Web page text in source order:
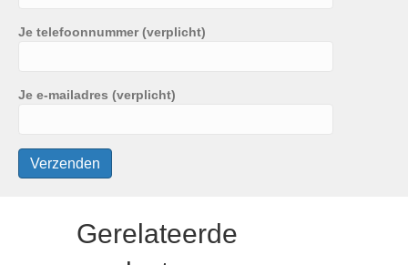
Je telefoonnummer (verplicht)
Je e-mailadres (verplicht)
Gerelateerde